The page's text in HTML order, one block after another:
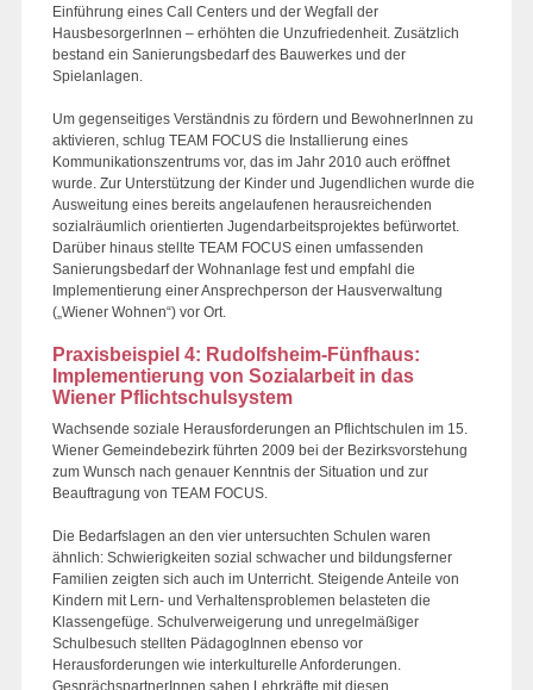
Einführung eines Call Centers und der Wegfall der
HausbesorgerInnen – erhöhten die Unzufriedenheit. Zusätzlich
bestand ein Sanierungsbedarf des Bauwerkes und der
Spielanlagen.
Um gegenseitiges Verständnis zu fördern und BewohnerInnen zu
aktivieren, schlug TEAM FOCUS die Installierung eines
Kommunikationszentrums vor, das im Jahr 2010 auch eröffnet
wurde. Zur Unterstützung der Kinder und Jugendlichen wurde die
Ausweitung eines bereits angelaufenen herausreichenden
sozialräumlich orientierten Jugendarbeitsprojektes befürwortet.
Darüber hinaus stellte TEAM FOCUS einen umfassenden
Sanierungsbedarf der Wohnanlage fest und empfahl die
Implementierung einer Ansprechperson der Hausverwaltung
(„Wiener Wohnen“) vor Ort.
Praxisbeispiel 4: Rudolfsheim-Fünfhaus:
Implementierung von Sozialarbeit in das
Wiener Pflichtschulsystem
Wachsende soziale Herausforderungen an Pflichtschulen im 15.
Wiener Gemeindebezirk führten 2009 bei der Bezirksvorstehung
zum Wunsch nach genauer Kenntnis der Situation und zur
Beauftragung von TEAM FOCUS.
Die Bedarfslagen an den vier untersuchten Schulen waren
ähnlich: Schwierigkeiten sozial schwacher und bildungsferner
Familien zeigten sich auch im Unterricht. Steigende Anteile von
Kindern mit Lern- und Verhaltensproblemen belasteten die
Klassengefüge. Schulverweigerung und unregelmäßiger
Schulbesuch stellten PädagogInnen ebenso vor
Herausforderungen wie interkulturelle Anforderungen.
GesprächspartnerInnen sahen Lehrkräfte mit diesen